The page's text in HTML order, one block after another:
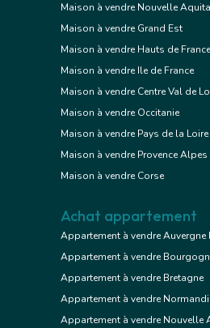
Maison à vendre Nouvelle
Maison à vendre Grand Est
Maison à vendre Hauts de France
Maison à vendre Ile de France
Maison à vendre Centre Val de
Maison à vendre Occitanie
Maison à vendre Pays de la Loire
Maison à vendre Provence
Maison à vendre Corse
Achat appartement
Appartement à vendre Auvergne
Appartement à vendre
Appartement à vendre Bretagne
Appartement à vendre
Appartement à vendre Nouvelle